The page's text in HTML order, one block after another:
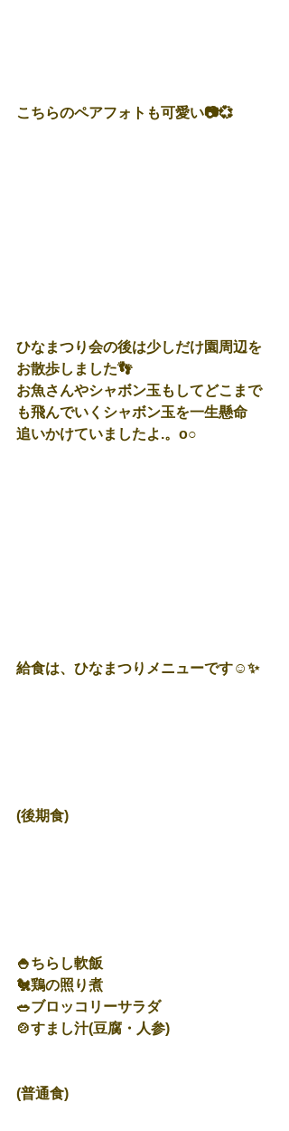
こちらのペアフォトも可愛い📷💞
ひなまつり会の後は少しだけ園周辺を
お散歩しました👣
お魚さんやシャボン玉もしてどこまで
も飛んでいくシャボン玉を一生懸命
追いかけていましたよ.。o○
給食は、ひなまつりメニューです☺✨
(後期食)
🍚ちらし軟飯
🐔鶏の照り煮
🥗ブロッコリーサラダ
🍲すまし汁(豆腐・人参)
(普通食)